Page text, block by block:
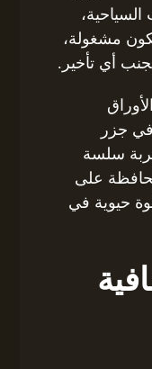
مشغولة،
أي تأخير.
في جزر
سلسة
على
حيوية في